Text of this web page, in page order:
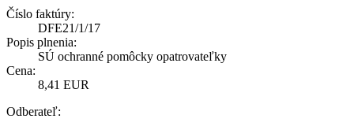
Číslo faktúry:
DFE21/1/17
Popis plnenia:
SÚ ochranné pomôcky opatrovateľky
Cena:
8,41 EUR
Odberateľ: